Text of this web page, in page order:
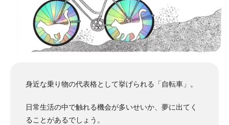
身近な乗り物の代表格として挙げられる「自転車」。
日常生活の中で触れる機会が多いせいか、夢に出てく
ることがあるでしょう。